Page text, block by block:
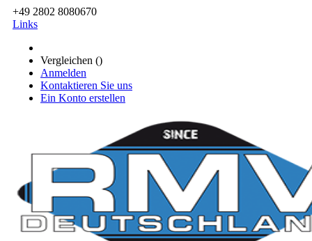
+49 2802 8080670
Links
Vergleichen ()
Anmelden
Kontaktieren Sie uns
Ein Konto erstellen